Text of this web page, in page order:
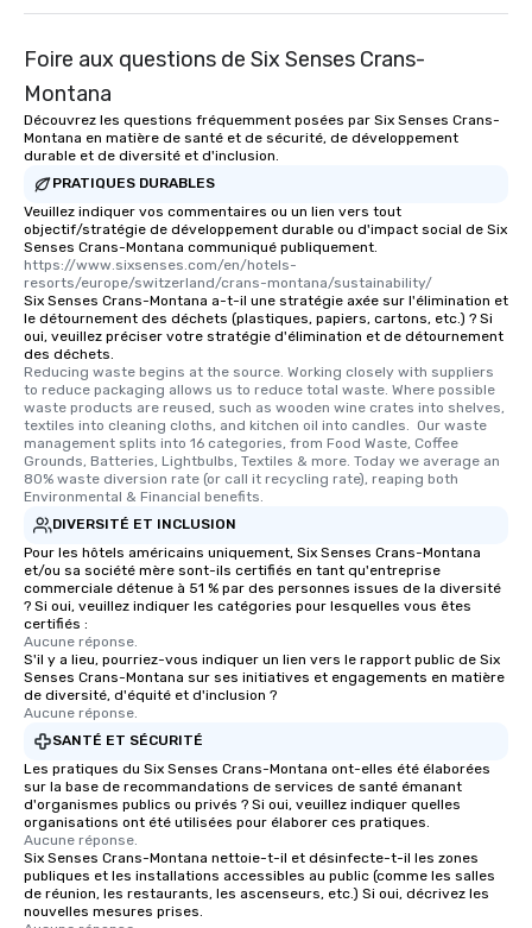
Foire aux questions de Six Senses Crans-
Montana
Découvrez les questions fréquemment posées par Six Senses Crans-
Montana en matière de santé et de sécurité, de développement
durable et de diversité et d'inclusion.
PRATIQUES DURABLES
Veuillez indiquer vos commentaires ou un lien vers tout
objectif/stratégie de développement durable ou d'impact social de Six
Senses Crans-Montana communiqué publiquement.
https://www.sixsenses.com/en/hotels-
resorts/europe/switzerland/crans-montana/sustainability/
Six Senses Crans-Montana a-t-il une stratégie axée sur l'élimination et
le détournement des déchets (plastiques, papiers, cartons, etc.) ? Si
oui, veuillez préciser votre stratégie d'élimination et de détournement
des déchets.
Reducing waste begins at the source. Working closely with suppliers
to reduce packaging allows us to reduce total waste. Where possible
waste products are reused, such as wooden wine crates into shelves,
textiles into cleaning cloths, and kitchen oil into candles.  Our waste
management splits into 16 categories, from Food Waste, Coffee
Grounds, Batteries, Lightbulbs, Textiles & more. Today we average an
80% waste diversion rate (or call it recycling rate), reaping both
Environmental & Financial benefits.
DIVERSITÉ ET INCLUSION
Pour les hôtels américains uniquement, Six Senses Crans-Montana
et/ou sa société mère sont-ils certifiés en tant qu'entreprise
commerciale détenue à 51 % par des personnes issues de la diversité
? Si oui, veuillez indiquer les catégories pour lesquelles vous êtes
certifiés :
Aucune réponse.
S'il y a lieu, pourriez-vous indiquer un lien vers le rapport public de Six
Senses Crans-Montana sur ses initiatives et engagements en matière
de diversité, d'équité et d'inclusion ?
Aucune réponse.
SANTÉ ET SÉCURITÉ
Les pratiques du Six Senses Crans-Montana ont-elles été élaborées
sur la base de recommandations de services de santé émanant
d'organismes publics ou privés ? Si oui, veuillez indiquer quelles
organisations ont été utilisées pour élaborer ces pratiques.
Aucune réponse.
Six Senses Crans-Montana nettoie-t-il et désinfecte-t-il les zones
publiques et les installations accessibles au public (comme les salles
de réunion, les restaurants, les ascenseurs, etc.) Si oui, décrivez les
nouvelles mesures prises.